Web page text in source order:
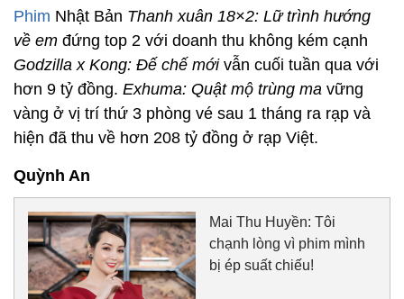
Phim Nhật Bản Thanh xuân 18×2: Lữ trình hướng
về em đứng top 2 với doanh thu không kém cạnh
Godzilla x Kong: Đế chế mới vẫn cuối tuần qua với
hơn 9 tỷ đồng. Exhuma: Quật mộ trùng ma vững
vàng ở vị trí thứ 3 phòng vé sau 1 tháng ra rạp và
hiện đã thu về hơn 208 tỷ đồng ở rạp Việt.
Quỳnh An
Mai Thu Huyền: Tôi
chạnh lòng vì phim mình
bị ép suất chiếu!